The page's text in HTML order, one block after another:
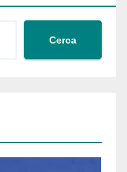
Cerca